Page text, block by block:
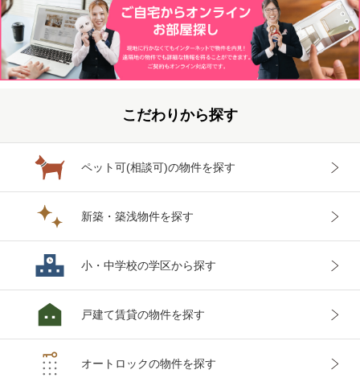
こだわりから探す
ペット可(相談可)の物件を探す
新築・築浅物件を探す
小・中学校の学区から探す
戸建て賃貸の物件を探す
オートロックの物件を探す